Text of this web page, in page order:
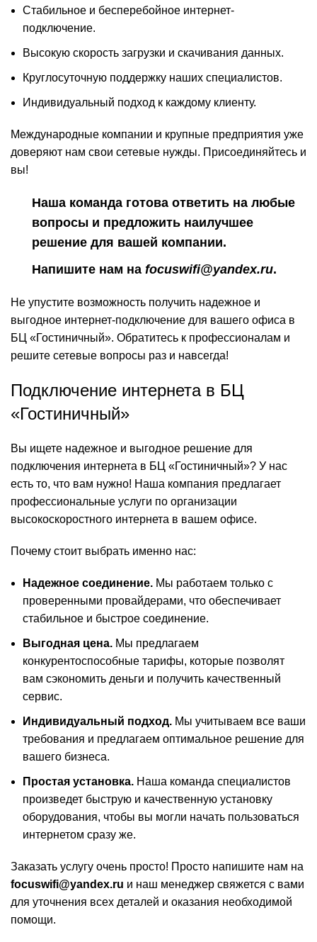
Стабильное и бесперебойное интернет-
подключение.
Высокую скорость загрузки и скачивания данных.
Круглосуточную поддержку наших специалистов.
Индивидуальный подход к каждому клиенту.
Международные компании и крупные предприятия уже
доверяют нам свои сетевые нужды. Присоединяйтесь и
вы!
Наша команда готова ответить на любые
вопросы и предложить наилучшее
решение для вашей компании.
Напишите нам на focuswifi@yandex.ru.
Не упустите возможность получить надежное и
выгодное интернет-подключение для вашего офиса в
БЦ «Гостиничный». Обратитесь к профессионалам и
решите сетевые вопросы раз и навсегда!
Подключение интернета в БЦ
«Гостиничный»
Вы ищете надежное и выгодное решение для
подключения интернета в БЦ «Гостиничный»? У нас
есть то, что вам нужно! Наша компания предлагает
профессиональные услуги по организации
высокоскоростного интернета в вашем офисе.
Почему стоит выбрать именно нас:
Надежное соединение. Мы работаем только с
проверенными провайдерами, что обеспечивает
стабильное и быстрое соединение.
Выгодная цена. Мы предлагаем
конкурентоспособные тарифы, которые позволят
вам сэкономить деньги и получить качественный
сервис.
Индивидуальный подход. Мы учитываем все ваши
требования и предлагаем оптимальное решение для
вашего бизнеса.
Простая установка. Наша команда специалистов
произведет быструю и качественную установку
оборудования, чтобы вы могли начать пользоваться
интернетом сразу же.
Заказать услугу очень просто! Просто напишите нам на
focuswifi@yandex.ru и наш менеджер свяжется с вами
для уточнения всех деталей и оказания необходимой
помощи.